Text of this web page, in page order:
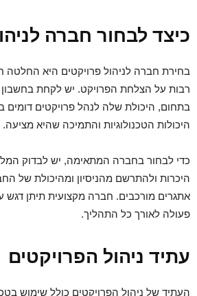
כיצד לבחור חברה
בחירת חברה לניהול פרויקטים היא
רבות על הצלחת הפרויקט. יש לקחת
בתחום, היכולת שלה לנהל פרויקטים דומים
היכולות הטכנולוגיות והתמיכה שהיא מציעה.
כדי לבחור בחברה המתאימה, יש לבדוק
היכרות ולהתרשם מהניסיון ומהיכולת של
אתגרים מורכבים. חברה מקצועית תיתן דגש
פעולה לאורך כל התהליך.
עתיד ניהול הפרויקטים
העתיד של ניהול הפרויקטים כולל שימוש